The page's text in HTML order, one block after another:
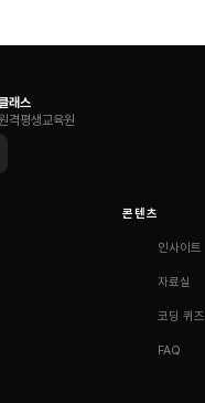
래스
격평생교육원
콘텐츠
인사이트
자료실
코딩 퀴즈
FAQ